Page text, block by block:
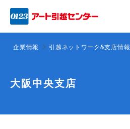
企業情報 引越ネットワーク&支店情報
大阪中央支店